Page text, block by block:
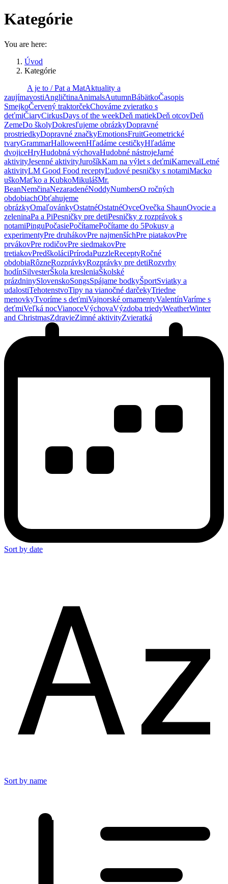
Kategórie
You are here:
Úvod
Kategórie
A je to / Pat a MatAktuality a
zaujímavostiAngličtinaAnimalsAutumnBábätkoČasopis
SmejkoČervený traktorčekChováme zvieratko s
deťmiČiaryCirkusDays of the weekDeň matiekDeň otcovDeň
ZemeDo školyDokresľujeme obrázkyDopravné
prostriedkyDopravné značkyEmotionsFruitGeometrické
tvaryGrammarHalloweenHľadáme cestičkyHľadáme
dvojiceHryHudobná výchovaHudobné nástrojeJarné
aktivityJesenné aktivityJurošíkKam na výlet s deťmiKarnevalLetné
aktivityLM Good Food receptyĽudové pesničky s notamiMacko
uškoMaťko a KubkoMikulášMr.
BeanNemčinaNezaradenéNoddyNumbersO ročných
obdobiachObťahujeme
obrázkyOmaľovánkyOstatnéOstatnéOvceOvečka ShaunOvocie a
zeleninaPa a PiPesničky pre detiPesničky z rozprávok s
notamiPinguPočasiePočítamePočítame do 5Pokusy a
experimentyPre druhákovPre najmenšíchPre piatakovPre
prvákovPre rodičovPre siedmakovPre
tretiakovPredškoláciPrírodaPuzzleReceptyRočné
obdobiaRôzneRozprávkyRozprávky pre detiRozvrhy
hodínSilvesterŠkola kresleniaŠkolské
prázdninySlovenskoSongsSpájame bodkyŠportSviatky a
udalostiTehotenstvoTipy na vianočné darčekyTriedne
menovkyTvoríme s deťmiVajnorské ornamentyValentínVaríme s
deťmiVeľká nocVianoceVýchovaVýzdoba triedyWeatherWinter
and ChristmasZdravieZimné aktivityZvieratká
Sort by date
Sort by name